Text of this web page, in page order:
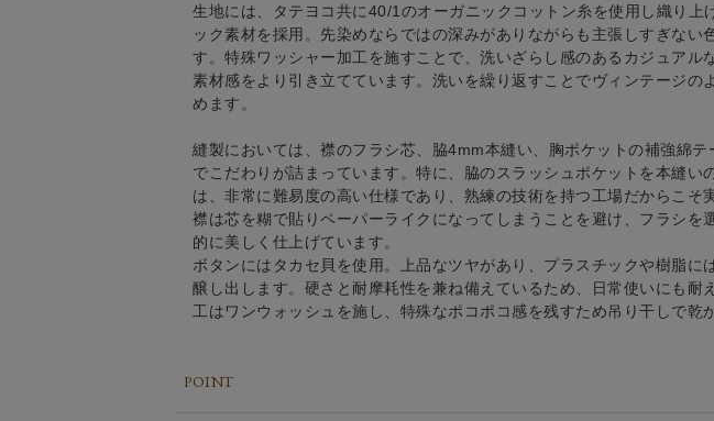
生地には、タテヨコ共に40/1のオーガニックコットン糸を使用し織り上
ック素材を採用。先染めならではの深みがありながらも主張しすぎない
す。特殊ワッシャー加工を施すことで、洗いざらし感のあるカジュアル
素材感をより引き立てています。洗いを繰り返すことでヴィンテージの
めます。
縫製においては、襟のフラシ芯、脇4mm本縫い、胸ポケットの補強綿テ
でこだわりが詰まっています。特に、脇のスラッシュポケットを本縫い
は、非常に難易度の高い仕様であり、熟練の技術を持つ工場だからこそ
襟は芯を糊で貼りペーパーライクになってしまうことを避け、フラシを
的に美しく仕上げています。
ボタンにはタカセ貝を使用。上品なツヤがあり、プラスチックや樹脂に
醸し出します。硬さと耐摩耗性を兼ね備えているため、日常使いにも耐
工はワンウォッシュを施し、特殊なポコポコ感を残すため吊り干しで乾
POINT